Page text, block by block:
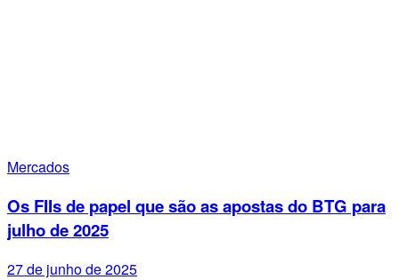
Mercados
Os FIIs de papel que são as apostas do BTG para
julho de 2025
27 de junho de 2025